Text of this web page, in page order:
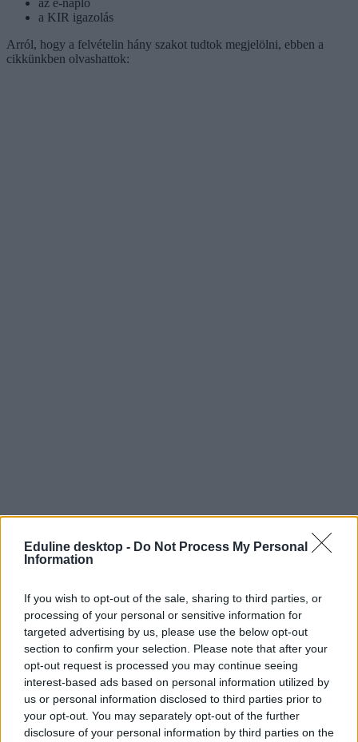
Eduline desktop - Do Not Process My Personal
Information
If you wish to opt-out of the sale, sharing to third parties, or
processing of your personal or sensitive information for
targeted advertising by us, please use the below opt-out
section to confirm your selection. Please note that after your
opt-out request is processed you may continue seeing
interest-based ads based on personal information utilized by
us or personal information disclosed to third parties prior to
your opt-out. You may separately opt-out of the further
disclosure of your personal information by third parties on the
a KIR igazolás
Arról, hogy a felvételin hány szakot tudtok megjelölni, ebben a
cikkünkben olvashattok:
jelentkezés
keresztféléves felvételi
dokumentumpótlás
középiskolai bizonyítvány
elveszett bizonyítvány